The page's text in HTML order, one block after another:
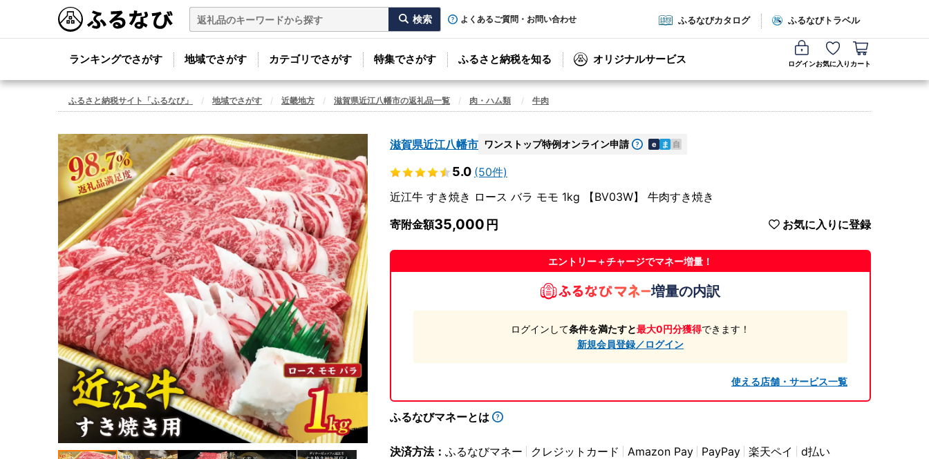
よくあるご質問・お問い合わせ ふるなびカタログ ふるなびトラベル
ランキングでさがす 地域でさがす カテゴリでさがす 特集でさがす ふるさと納税を知る オリジナルサービス ログインお気に入り カート
ふるさと納税サイト「ふるなび」 地域でさがす 近畿地方 滋賀県近江八幡市の返礼品一覧 肉・ハム類 牛肉
滋賀県近江八幡市 ワンストップ特例オンライン申請 e ま 自
5.0 (50件)
近江牛 すき焼き ロース バラ モモ 1kg 【BV03W】 牛肉すき焼き
寄附金額35,000 お気に入りに登録
エントリー＋チャージでマネー増量！
増量の内訳
ログインして条件を満たすと最大0円分獲得できます！
新規会員登録／ログイン
使える店舗・サービス一覧
ふるなびマネーとは
決済方法： ふるなびマネー クレジットカード Amazon Pay PayPay 楽天ペイ d払い